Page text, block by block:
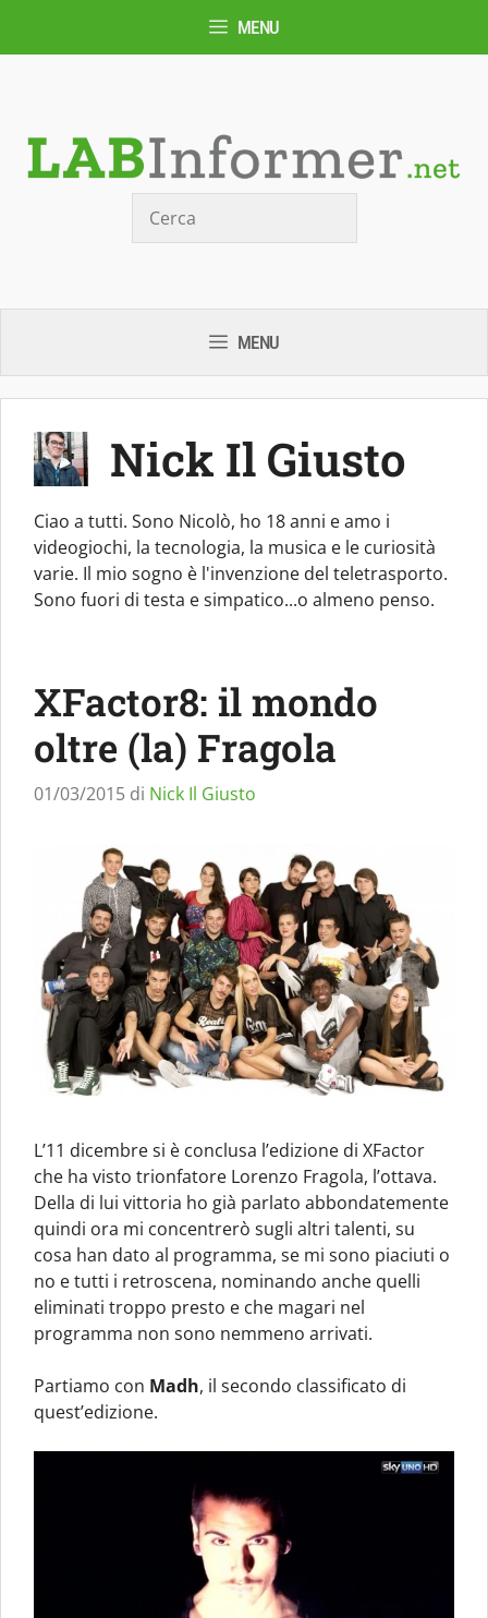
MENU
MENU
Nick Il Giusto
Ciao a tutti. Sono Nicolò, ho 18 anni e amo i
videogiochi, la tecnologia, la musica e le curiosità
varie. Il mio sogno è l'invenzione del teletrasporto.
Sono fuori di testa e simpatico...o almeno penso.
XFactor8: il mondo
oltre (la) Fragola
01/03/2015 di Nick Il Giusto
L’11 dicembre si è conclusa l’edizione di XFactor
che ha visto trionfatore Lorenzo Fragola, l’ottava.
Della di lui vittoria ho già parlato abbondatemente
quindi ora mi concentrerò sugli altri talenti, su
cosa han dato al programma, se mi sono piaciuti o
no e tutti i retroscena, nominando anche quelli
eliminati troppo presto e che magari nel
programma non sono nemmeno arrivati.
Partiamo con Madh, il secondo classificato di
quest’edizione.